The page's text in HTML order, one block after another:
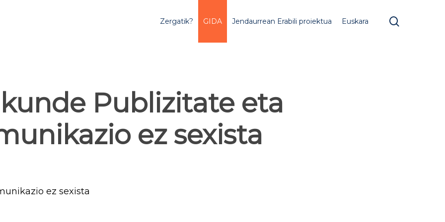
Zergatik? GIDA Jendaurrean Erabili proiektua Euskara
Publizitate eta
ez sexista
ez sexista